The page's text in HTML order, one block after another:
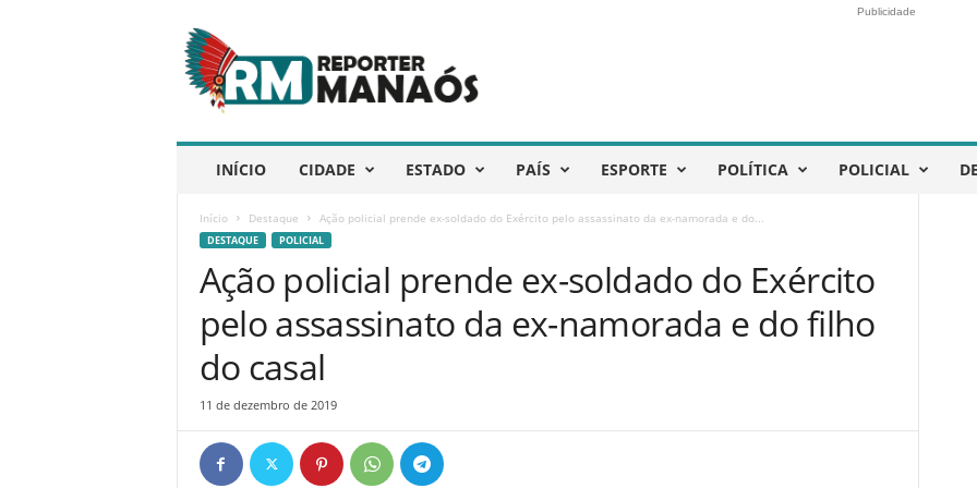
e
p
ó
Publicidade
INÍCIO CIDADE ESTADO PAÍS ESPORTE POLÍTICA POLICIAL
Início Destaque Ação policial prende ex-soldado do Exército pelo assassinato da ex-namorada e do...
DESTAQUE POLICIAL
Ação policial prende ex-soldado do Exército
pelo assassinato da ex-namorada e do filho
do casal
11 de dezembro de 2019